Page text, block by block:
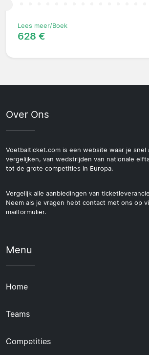
Lees meer/Boek
628 €
Over Ons
Voetbalticket.com is een website waar je snel
vergelijken, van wedstrijden van nationale
tot de grote competities in Europa.
Vergelijk alle aanbiedingen van
Neem als je vragen hebt contact met ons op
mailformulier.
Menu
Home
Teams
Competities